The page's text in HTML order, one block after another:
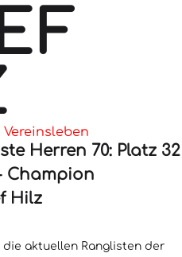
Vereinsleben
Herren 70: Platz 32
Champion
Hilz
die aktuellen Ranglisten der